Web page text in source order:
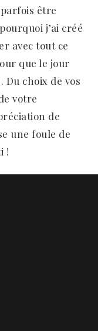
être
j’ai créé
avec tout ce
que le jour
Du choix de vos
votre
de
une foule de
!